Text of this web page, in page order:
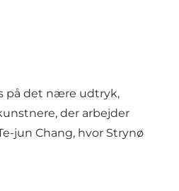
på det nære udtryk,
der arbejder
jun Chang, hvor Strynø